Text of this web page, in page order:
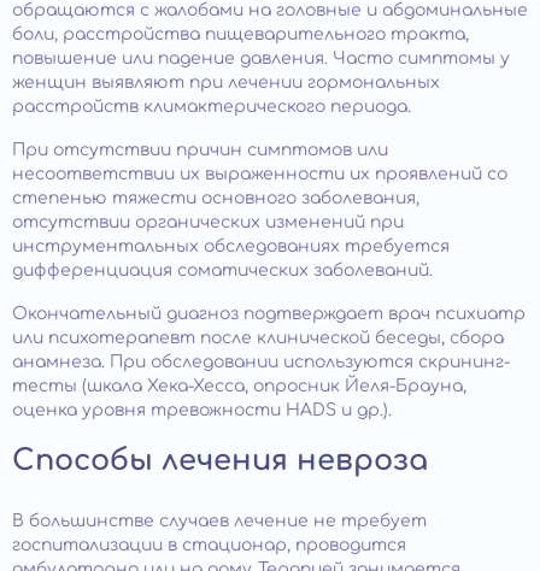
обращаются с жалобами на головные и абдоминальные
боли, расстройства пищеварительного тракта,
повышение или падение давления. Часто симптомы у
женщин выявляют при лечении гормональных
расстройств климактерического периода.
При отсутствии причин симптомов или
несоответствии их выраженности их проявлений со
степенью тяжести основного заболевания,
отсутствии органических изменений при
инструментальных обследованиях требуется
дифференциация соматических заболеваний.
Окончательный диагноз подтверждает врач психиатр
или психотерапевт после клинической беседы, сбора
анамнеза. При обследовании используются скрининг-
тесты (шкала Хека-Хесса, опросник Йеля-Брауна,
оценка уровня тревожности HADS и др.).
Способы лечения невроза
В большинстве случаев лечение не требует
госпитализации в стационар, проводится